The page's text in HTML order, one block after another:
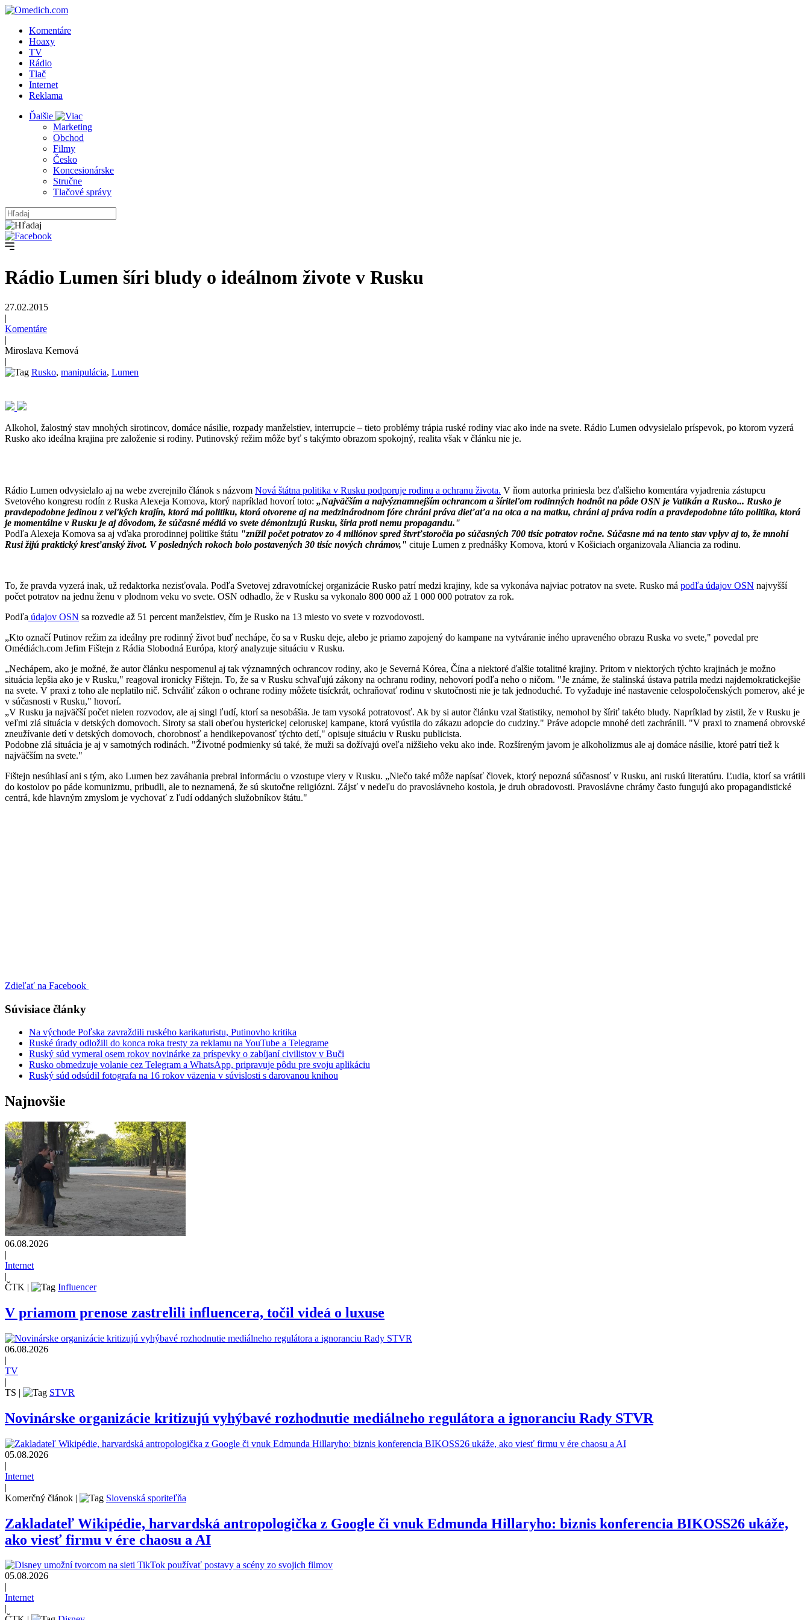
Komentáre
Hoaxy
TV
Rádio
Tlač
Internet
Reklama
Ďalšie
Marketing
Obchod
Filmy
Česko
Koncesionárske
Stručne
Tlačové správy
Rádio Lumen šíri bludy o ideálnom živote v Rusku
27.02.2015
|
Komentáre
|
Miroslava Kernová
|
Rusko, manipulácia, Lumen
Alkohol, žalostný stav mnohých sirotincov, domáce násilie, rozpady manželstiev, interrupcie – tieto problémy trápia ruské rodiny viac ako inde na svete. Rádio Lumen odvysielalo príspevok, po ktorom vyzerá
Rusko ako ideálna krajina pre založenie si rodiny. Putinovský režim môže byť s takýmto obrazom spokojný, realita však v článku nie je.
Rádio Lumen odvysielalo aj na webe zverejnilo článok s názvom Nová štátna politika v Rusku podporuje rodinu a ochranu života. V ňom autorka priniesla bez ďalšieho komentára vyjadrenia zástupcu
Svetového kongresu rodín z Ruska Alexeja Komova, ktorý napríklad hovorí toto: „Najväčším a najvýznamnejším ochrancom a šíriteľom rodinných hodnôt na pôde OSN je Vatikán a Rusko... Rusko je
pravdepodobne jedinou z veľkých krajín, ktorá má politiku, ktorá otvorene aj na medzinárodnom fóre chráni práva dieťaťa na otca a na matku, chráni aj práva rodín a pravdepodobne táto politika, ktorá
je momentálne v Rusku je aj dôvodom, že súčasné médiá vo svete démonizujú Rusku, šíria proti nemu propagandu."
Podľa Alexeja Komova sa aj vďaka prorodinnej politike štátu "znížil počet potratov zo 4 miliónov spred štvrťstoročia po súčasných 700 tisíc potratov ročne. Súčasne má na tento stav vplyv aj to, že mnohí
Rusi žijú praktický kresťanský život. V posledných rokoch bolo postavených 30 tisíc nových chrámov," cituje Lumen z prednášky Komova, ktorú v Košiciach organizovala Aliancia za rodinu.
To, že pravda vyzerá inak, už redaktorka nezisťovala. Podľa Svetovej zdravotníckej organizácie Rusko patrí medzi krajiny, kde sa vykonáva najviac potratov na svete. Rusko má podľa údajov OSN najvyšší
počet potratov na jednu ženu v plodnom veku vo svete. OSN odhadlo, že v Rusku sa vykonalo 800 000 až 1 000 000 potratov za rok.
Podľa údajov OSN sa rozvedie až 51 percent manželstiev, čím je Rusko na 13 miesto vo svete v rozvodovosti.
„Kto označí Putinov režim za ideálny pre rodinný život buď nechápe, čo sa v Rusku deje, alebo je priamo zapojený do kampane na vytváranie iného upraveného obrazu Ruska vo svete," povedal pre
Omédiách.com Jefim Fištejn z Rádia Slobodná Európa, ktorý analyzuje situáciu v Rusku.
„Nechápem, ako je možné, že autor článku nespomenul aj tak významných ochrancov rodiny, ako je Severná Kórea, Čína a niektoré ďalšie totalitné krajiny. Pritom v niektorých týchto krajinách je možno
situácia lepšia ako je v Rusku," reagoval ironicky Fištejn. To, že sa v Rusku schvaľujú zákony na ochranu rodiny, nehovorí podľa neho o ničom. "Je známe, že stalinská ústava patrila medzi najdemokratickejšie
na svete. V praxi z toho ale neplatilo nič. Schváliť zákon o ochrane rodiny môžete tisíckrát, ochraňovať rodinu v skutočnosti nie je tak jednoduché. To vyžaduje iné nastavenie celospoločenských pomerov, aké je
v súčasnosti v Rusku," hovorí.
„V Rusku ja najväčší počet nielen rozvodov, ale aj singl ľudí, ktorí sa nesobášia. Je tam vysoká potratovosť. Ak by si autor článku vzal štatistiky, nemohol by šíriť takéto bludy. Napríklad by zistil, že v Rusku je
veľmi zlá situácia v detských domovoch. Siroty sa stali obeťou hysterickej celoruskej kampane, ktorá vyústila do zákazu adopcie do cudziny." Práve adopcie mnohé deti zachránili. "V praxi to znamená obrovské
zneužívanie detí v detských domovoch, chorobnosť a hendikepovanosť týchto detí," opisuje situáciu v Rusku publicista.
Podobne zlá situácia je aj v samotných rodinách. "Životné podmienky sú také, že muži sa dožívajú oveľa nižšieho veku ako inde. Rozšíreným javom je alkoholizmus ale aj domáce násilie, ktoré patrí tiež k
najväčším na svete."
Fištejn nesúhlasí ani s tým, ako Lumen bez zaváhania prebral informáciu o vzostupe viery v Rusku. „Niečo také môže napísať človek, ktorý nepozná súčasnosť v Rusku, ani ruskú literatúru. Ľudia, ktorí sa vrátili
do kostolov po páde komunizmu, pribudli, ale to neznamená, že sú skutočne religiózni. Zájsť v nedeľu do pravoslávneho kostola, je druh obradovosti. Pravoslávne chrámy často fungujú ako propagandistické
centrá, kde hlavným zmyslom je vychovať z ľudí oddaných služobníkov štátu."
Zdieľať na Facebook
Súvisiace články
Na východe Poľska zavraždili ruského karikaturistu, Putinovho kritika
Ruské úrady odložili do konca roka tresty za reklamu na YouTube a Telegrame
Ruský súd vymeral osem rokov novinárke za príspevky o zabíjaní civilistov v Buči
Rusko obmedzuje volanie cez Telegram a WhatsApp, pripravuje pôdu pre svoju aplikáciu
Ruský súd odsúdil fotografa na 16 rokov väzenia v súvislosti s darovanou knihou
Najnovšie
06.08.2026
|
Internet
|
ČTK | Influencer
V priamom prenose zastrelili influencera, točil videá o luxuse
06.08.2026
|
TV
|
TS | STVR
Novinárske organizácie kritizujú vyhýbavé rozhodnutie mediálneho regulátora a ignoranciu Rady STVR
05.08.2026
|
Internet
|
Komerčný článok | Slovenská sporiteľňa
Zakladateľ Wikipédie, harvardská antropologička z Google či vnuk Edmunda Hillaryho: biznis konferencia BIKOSS26 ukáže,
ako viesť firmu v ére chaosu a AI
05.08.2026
Internet